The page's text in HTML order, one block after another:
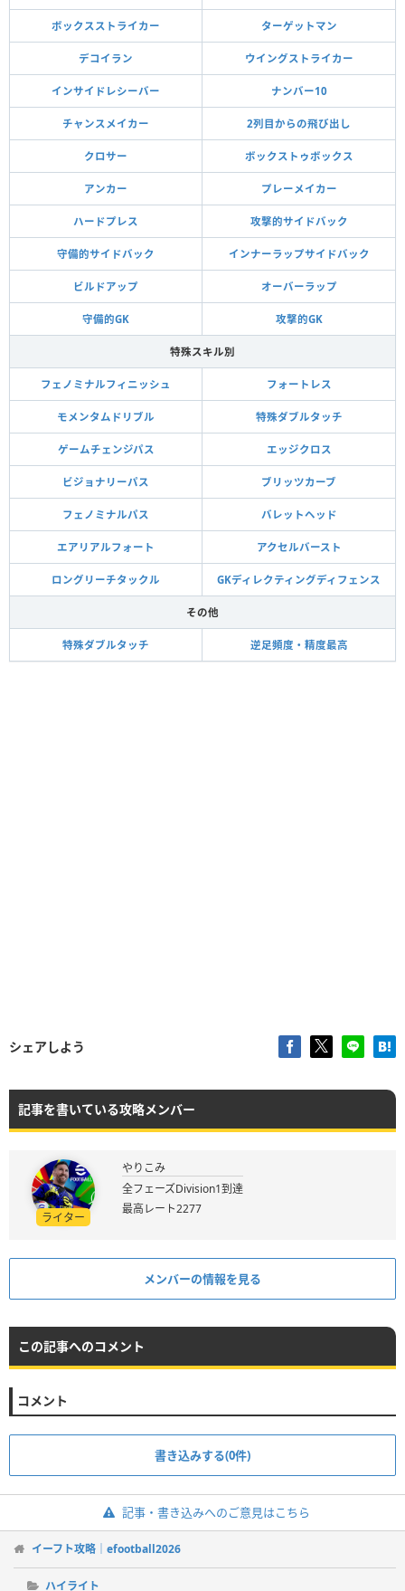
ボックスストライカー ターゲットマン
デコイラン ウイングストライカー
インサイドレシーバー ナンバー10
チャンスメイカー 2列目からの飛び出し
クロサー ボックストゥボックス
アンカー プレーメイカー
ハードプレス 攻撃的サイドバック
守備的サイドバック インナーラップサイドバック
ビルドアップ オーバーラップ
守備的GK 攻撃的GK
特殊スキル別
フェノミナルフィニッシュ フォートレス
モメンタムドリブル 特殊ダブルタッチ
ゲームチェンジパス エッジクロス
ビジョナリーパス ブリッツカーブ
フェノミナルパス バレットヘッド
エアリアルフォート アクセルバースト
ロングリーチタックル GKディレクティングディフェンス
その他
特殊ダブルタッチ 逆足頻度・精度最高
シェアしよう
記事を書いている攻略メンバー
ライター
やりこみ
全フェーズDivision1到達
最高レート2277
メンバーの情報を見る
この記事へのコメント
コメント
書き込みする(0件)
記事・書き込みへのご意見はこちら
イーフト攻略｜efootball2026
ハイライト